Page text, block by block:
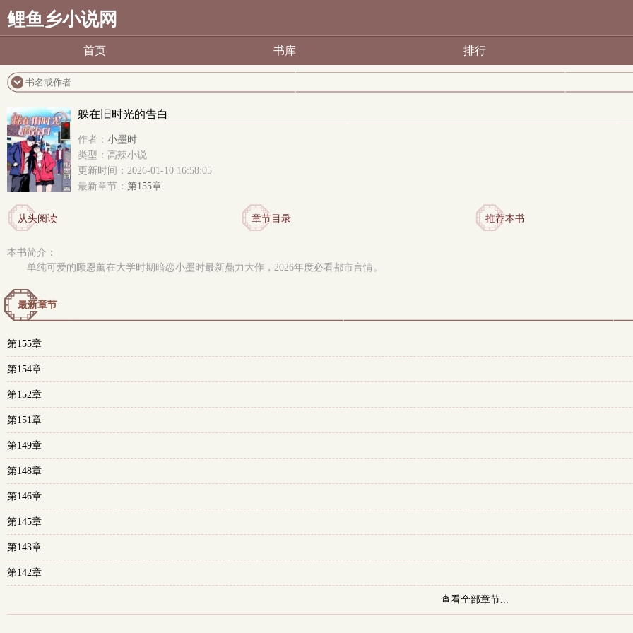
鲤鱼乡小说网
首页 书库 排行
躲在旧时光的告白
作者： 小墨时
类型：高辣小说
更新时间：2026-01-10 16:58:05
最新章节： 第155章
从头阅读 章节目录 推荐本书
本书简介：
单纯可爱的顾恩薰在大学时期暗恋小墨时最新鼎力大作，2026年度必看都市言情。
最新章节
第155章
第154章
第152章
第151章
第149章
第148章
第146章
第145章
第143章
第142章
查看全部章节...